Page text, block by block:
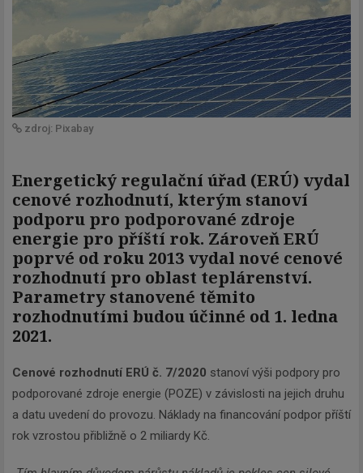
zdroj: Pixabay
Energetický regulační úřad (ERÚ) vydal
cenové rozhodnutí, kterým stanoví
podporu pro podporované zdroje
energie pro příští rok. Zároveň ERÚ
poprvé od roku 2013 vydal nové cenové
rozhodnutí pro oblast teplárenství.
Parametry stanovené těmito
rozhodnutími budou účinné od 1. ledna
2021.
Cenové rozhodnutí ERÚ č. 7/2020 stanoví výši podpory pro
podporované zdroje energie (POZE) v závislosti na jejich druhu
a datu uvedení do provozu. Náklady na financování podpor příští
rok vzrostou přibližně o 2 miliardy Kč.